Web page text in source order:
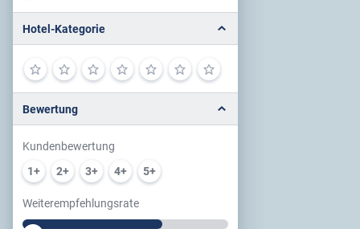
Hotel-Kategorie
Bewertung
Kundenbewertung
1+
2+ 3+ 4+ 5+
Weiterempfehlungsrate
Slider